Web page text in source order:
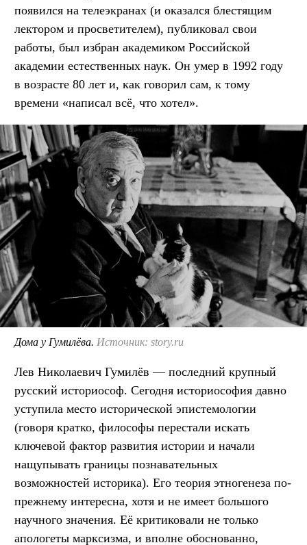
появился на телеэкранах (и оказался блестящим
лектором и просветителем), публиковал свои
работы, был избран академиком Российской
академии естественных наук. Он умер в 1992 году
в возрасте 80 лет и, как говорил сам, к тому
времени «написал всё, что хотел».
Дома у Гумилёва. Источник: story.ru
Лев Николаевич Гумилёв — последний крупный
русский историософ. Сегодня историософия давно
уступила место исторической эпистемологии
(говоря кратко, философы перестали искать
ключевой фактор развития истории и начали
нащупывать границы познавательных
возможностей историка). Его теория этногенеза по-
прежнему интересна, хотя и не имеет большого
научного значения. Её критиковали не только
апологеты марксизма, и вполне обоснованно,